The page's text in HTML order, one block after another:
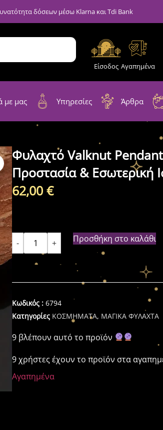
δόσεων μέσω Klarna και Tdi Bank
Είσοδος Αγαπημένα
με μας Υπηρεσίες Άρθρα
Φυλαχτό Valknut
Προστασία & Εσωτερική
62,00€
- + Προσθήκη στο καλάθι
Κωδικός :6794
Κατηγορίες ΚΟΣΜΗΜΑΤΑ, ΜΑΓΙΚΑ ΦΥΛΑΧΤΑ
9 βλέπουν αυτό το προϊόν
9 χρήστες έχουν το προϊόν στα
Αγαπημένα